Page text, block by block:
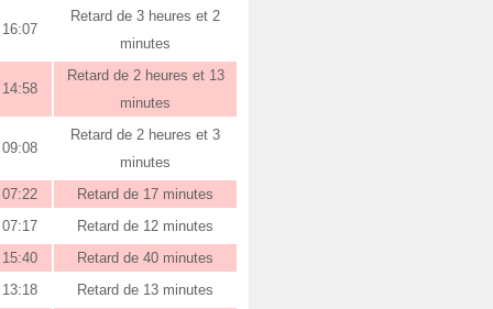
Retard de 3 heures et 2
minutes
Retard de 2 heures et 13
minutes
Retard de 2 heures et 3
minutes
Retard de 17 minutes
Retard de 12 minutes
Retard de 40 minutes
Retard de 13 minutes